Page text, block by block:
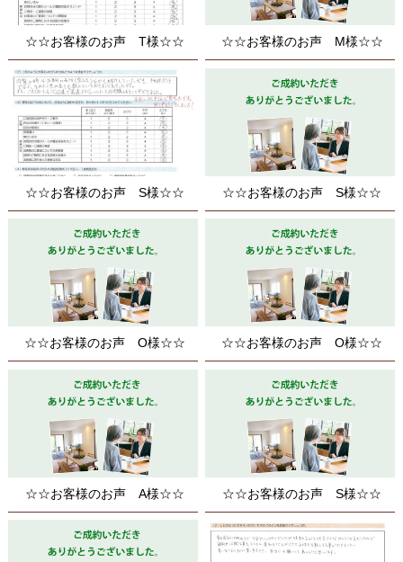
☆☆お客様のお声 T様☆☆ ☆☆お客様のお声 M様☆☆
☆☆お客様のお声 S様☆☆ ☆☆お客様のお声 S様☆☆
☆☆お客様のお声 O様☆☆ ☆☆お客様のお声 O様☆☆
☆☆お客様のお声 A様☆☆ ☆☆お客様のお声 S様☆☆